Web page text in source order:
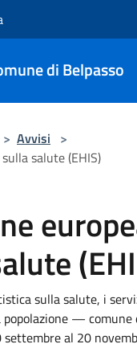
di Belpasso
> Avvisi >
salute (EHIS)
sulla salute, i
— comune
al 20